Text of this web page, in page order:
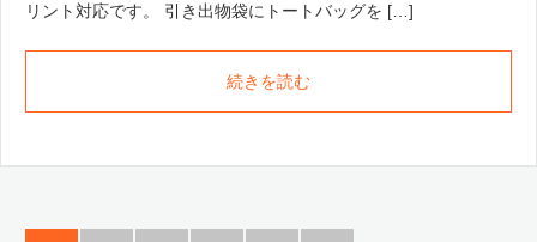
リント対応です。 引き出物袋にトートバッグを […]
続きを読む